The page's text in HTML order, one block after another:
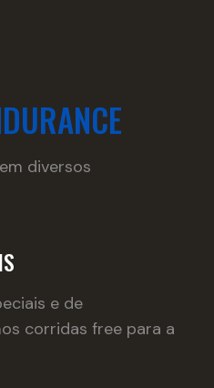
diversos
e de
corridas free para a